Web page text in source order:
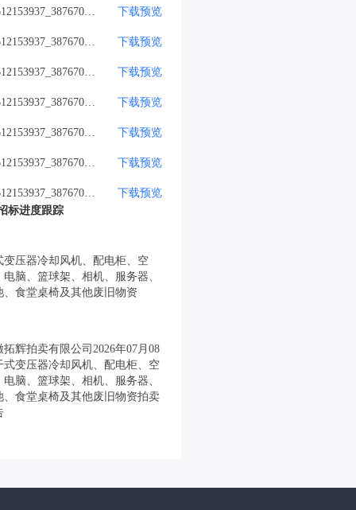
附件_612153937_387670367.jpg 下载预览
附件_612153937_387670366.png 下载预览
附件_612153937_387670374.jpg 下载预览
附件_612153937_387670373.jpg 下载预览
附件_612153937_387670375.jpg 下载预览
附件_612153937_387670369.jpg 下载预览
附件_612153937_387670371.jpg 下载预览
标进度跟踪
变压器冷却风机、配电柜、空
电脑、篮球架、相机、服务器、
、食堂桌椅及其他废旧物资
拓辉拍卖有限公司2026年07月08
式变压器冷却风机、配电柜、空
电脑、篮球架、相机、服务器、
、食堂桌椅及其他废旧物资拍卖